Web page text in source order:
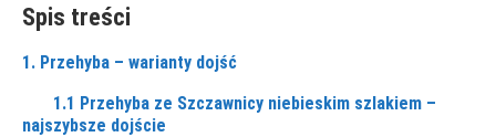
Spis treści
1. Przehyba – warianty dojść
1.1 Przehyba ze Szczawnicy niebieskim szlakiem –
najszybsze dojście